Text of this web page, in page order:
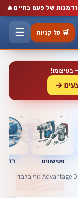
של פעם בחיים 🔥
🛒 סל קניות ☰
בעיצומו!
→
פטישונים
› מסור חרב פלקס דיוולט Advantage DCH386 גוף בלבד -